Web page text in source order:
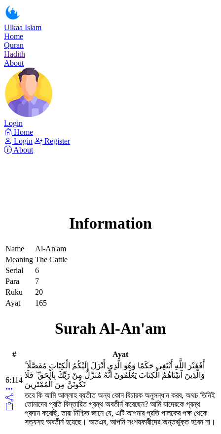
Ulkaa Islam
Home
Quran
Hadith
About
Login
Home
Login
Register
About
Information
Name
Al-An'am
Meaning The Cattle
Serial
6
Para
7
Ruku
20
Ayat
165
Surah Al-An'am
# Ayat
6:114
أَفَغَيْرَ اللَّهِ أَبْتَغِي حَكَمًا وَهُوَ الَّذِي أَنْزَلَ إِلَيْكُمُ الْكِتَابَ مُفَصَّلًا ۚ
وَالَّذِينَ آتَيْنَاهُمُ الْكِتَابَ يَعْلَمُونَ أَنَّهُ مُنَزَّلٌ مِنْ رَبِّكَ بِالْحَقِّ ۖ فَلَا
تَكُونَنَّ مِنَ الْمُمْتَرِينَ
তবে কি আমি আল্লাহ ব্যতীত অন্য কোন বিচারক অনুসন্ধান করব, অথচ তিনিই
তোমাদের প্রতি বিস্তারিত গ্রন্থ অবতীর্ন করেছেন? আমি যাদেরকে গ্রন্থ
প্রদান করেছি, তারা নিশ্চিত জানে যে, এটি আপনার প্রতি পালকের পক্ষ থেকে
সত্যসহ অবর্তীর্ন হয়েছে। অতএব, আপনি সংশয়কারীদের অন্তর্ভুক্ত হবেন না।